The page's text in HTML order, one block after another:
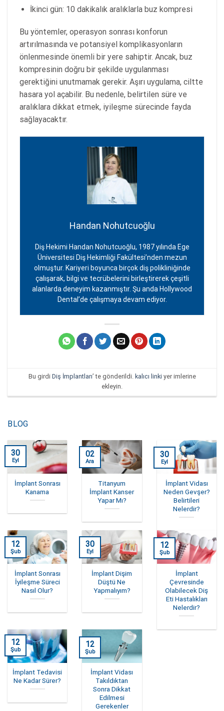
İkinci gün: 10 dakikalık aralıklarla buz kompresi
Bu yöntemler, operasyon sonrası konforun
artırılmasında ve potansiyel komplikasyonların
önlenmesinde önemli bir yere sahiptir. Ancak, buz
kompresinin doğru bir şekilde uygulanması
gerektiğini unutmamak gerekir. Aşırı uygulama, ciltte
hasara yol açabilir. Bu nedenle, belirtilen süre ve
aralıklara dikkat etmek, iyileşme sürecinde fayda
sağlayacaktır.
Handan Nohutcuoğlu
Diş Hekimi Handan Nohutcuoğlu, 1987 yılında Ege
Üniversitesi Diş Hekimliği Fakültesi’nden mezun
olmuştur. Kariyeri boyunca birçok diş polikliniğinde
çalışarak, bilgi ve tecrübelerini birleştirerek çeşitli
alanlarda deneyim kazanmıştır. Şu anda Hollywood
Dental’de çalışmaya devam ediyor.
Bu girdi Diş İmplantları’ te gönderildi. kalıcı linki yer imlerine
ekleyin.
BLOG
İmplant Sonrası
Kanama
30
Eyl
Titanyum
İmplant Kanser
Yapar Mı?
02
Ara
İmplant Vidası
Neden Gevşer?
Belirtileri
Nelerdir?
30
Eyl
İmplant Sonrası
İyileşme Süreci
Nasıl Olur?
12
Şub
İmplant Dişim
Düştü Ne
Yapmalıyım?
30
Eyl
İmplant
Çevresinde
Olabilecek Diş
Eti Hastalıkları
Nelerdir?
12
Şub
İmplant Tedavisi
Ne Kadar Sürer?
12
Şub
İmplant Vidası
Takıldıktan
Sonra Dikkat
Edilmesi
Gerekenler
12
Şub